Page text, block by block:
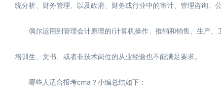
统分析、财务管理、以及政府、财务或行业中的审计、管理咨询
偶尔运用到管理会计原理的(计算机操作、推销和销售、生产、
培训生、文书、或者非技术岗位的从业经验也不能满足要求。
哪些人适合报考cma？小编总结如下：